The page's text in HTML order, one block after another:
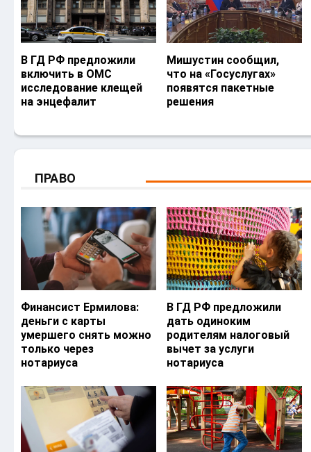
В ГД РФ предложили
включить в ОМС
исследование клещей
на энцефалит
Мишустин сообщил,
что на «Госуслугах»
появятся пакетные
решения
ПРАВО
Финансист Ермилова:
деньги с карты
умершего снять можно
только через
нотариуса
В ГД РФ предложили
дать одиноким
родителям налоговый
вычет за услуги
нотариуса